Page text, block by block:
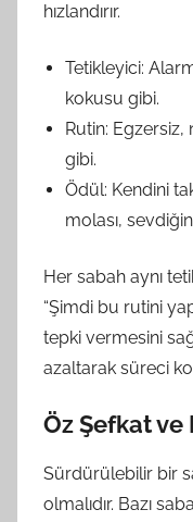
hızlandırır.
Tetikleyici:
kokusu gibi.
Rutin:
gibi.
Ödül: Kendini
molası,
Her sabah aynı
“Şimdi bu rutini
tepki vermesini
azaltarak süreci
Öz Şefkat
Sürdürülebilir bir
olmalıdır. Bazı